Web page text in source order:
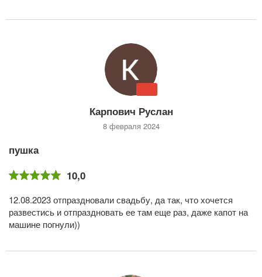
Карпович Руслан
8 февраля 2024
пушка
10,0
12.08.2023 отпраздновали свадьбу, да так, что хочется
развестись и отпраздновать ее там еще раз, даже капот на
машине погнули))